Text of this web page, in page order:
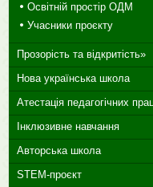
Освітній простір ОДМ
Учасники проєкту
Прозорість та відкритість»
Нова українська школа
Атестація педагогічних
Інклюзивне навчання
Авторська школа
STEM-проєкт